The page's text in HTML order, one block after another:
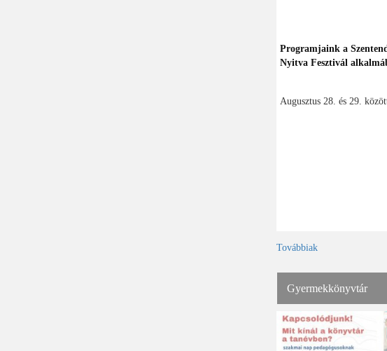
Programjaink a
Nyitva Fesztivál
Augusztus 28. és 29.
Továbbiak
Gyermekkönyvtár